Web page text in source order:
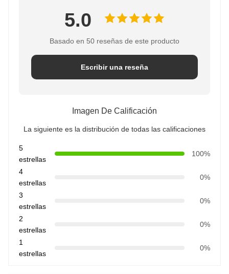
5.0
Basado en 50 reseñas de este producto
Escribir una reseña
Imagen De Calificación
La siguiente es la distribución de todas las calificaciones
5
estrellas
100%
4
estrellas
0%
3
estrellas
0%
2
estrellas
0%
1
estrellas
0%